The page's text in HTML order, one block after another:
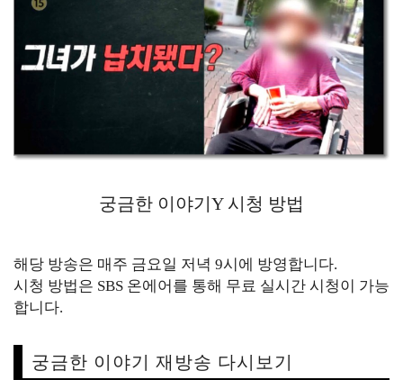
궁금한 이야기Y 시청 방법
해당 방송은 매주 금요일 저녁 9시에 방영합니다.
시청 방법은 SBS 온에어를 통해 무료 실시간 시청이 가능
합니다.
궁금한 이야기 재방송 다시보기